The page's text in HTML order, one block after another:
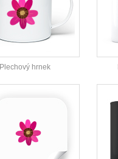
Plechový hrnek